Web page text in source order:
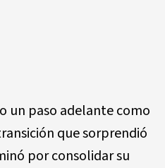
un paso adelante como
que sorprendió
por consolidar su